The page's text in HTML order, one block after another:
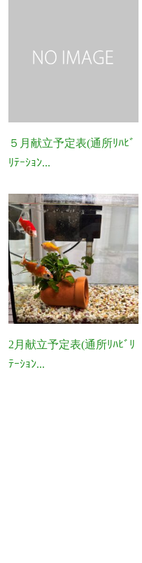
５月献立予定表(通所ﾘﾊﾋﾞ
ﾘﾃｰｼｮﾝ...
2月献立予定表(通所ﾘﾊﾋﾞﾘ
ﾃｰｼｮﾝ...